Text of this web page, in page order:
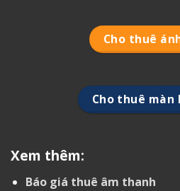
Cho thuê
Cho thuê màn
Xem thêm:
Báo giá thuê âm thanh